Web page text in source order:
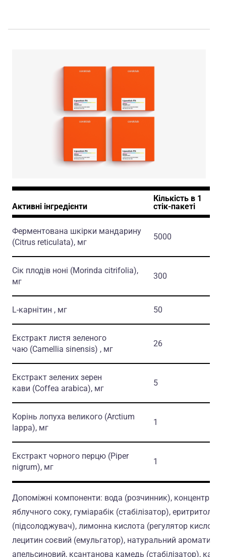
Активні інгредієнти
Кiлькiсть в 1
стiк-пакетi
Ферментована шкірки мандарину
(Citrus reticulata), мг
5000
Сік плодів ноні (Morinda citrifolia),
мг
300
L-карнітин , мг 50
Екстракт листя зеленого
чаю (Camellia sinensis) , мг
26
Екстракт зелених зерен
кави (Coffea arabica), мг
5
Корінь лопуха великого (Arctium
lappa), мг
1
Екстракт чорного перцю (Piper
nigrum), мг
1
Допоміжні компоненти: вода (розчинник), концентрат
яблучного соку, гуміарабік (стабілізатор), еритритол**
(підсолоджувач), лимонна кислота (регулятор
лецитин соєвий (емульгатор), натуральний
апельсиновий, ксантанова камедь (стабілізатор), калію